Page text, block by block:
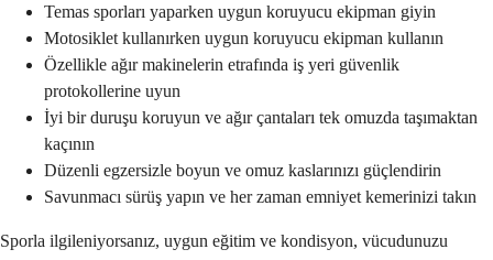
Temas sporları yaparken uygun koruyucu ekipman giyin
Motosiklet kullanırken uygun koruyucu ekipman kullanın
Özellikle ağır makinelerin etrafında iş yeri güvenlik
protokollerine uyun
İyi bir duruşu koruyun ve ağır çantaları tek omuzda taşımaktan
kaçının
Düzenli egzersizle boyun ve omuz kaslarınızı güçlendirin
Savunmacı sürüş yapın ve her zaman emniyet kemerinizi takın
Sporla ilgileniyorsanız, uygun eğitim ve kondisyon, vücudunuzu